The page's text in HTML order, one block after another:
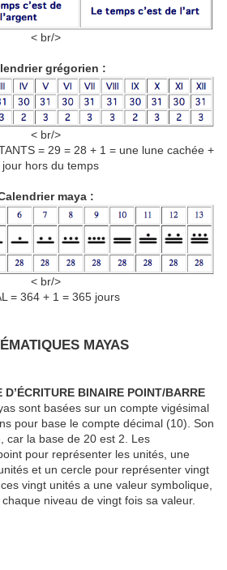
< br/>
grégorien :
< br/>
= 29 = 28 + 1 = une lune cachée +
jour hors du temps
maya :
< br/>
= 364 + 1 = 365 jours
MAYAS
BINAIRE POINT/BARRE
sont basées sur un compte vigésimal
pour base le compte décimal (10). Son
car la base de 20 est 2. Les
pour représenter les unités, une
et un cercle pour représenter vingt
vingt unités a une valeur symbolique,
niveau de vingt fois sa valeur.